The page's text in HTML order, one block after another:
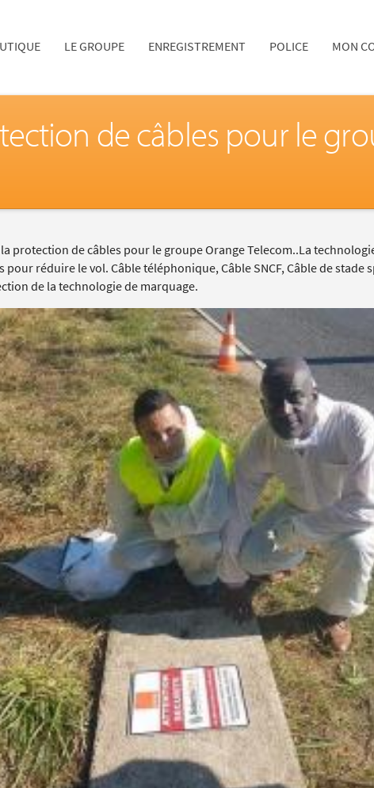
LE GROUPE ENREGISTREMENT POLICE MON
de câbles pour le
protection de câbles pour le groupe Orange Telecom..La
pour réduire le vol. Câble téléphonique, Câble SNCF, Câble de stade
de la technologie de marquage.